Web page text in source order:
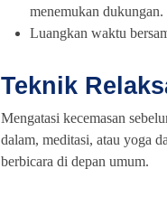
menemukan dukungan.
Luangkan waktu
Teknik
Mengatasi kecemasan
dalam, meditasi, atau yoga
berbicara di depan umum.